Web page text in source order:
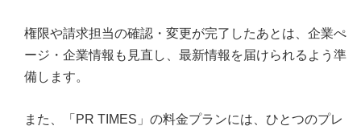
権限や請求担当の確認・変更が完了したあとは、企業ぺ
ージ・企業情報も見直し、最新情報を届けられるよう準
備します。
また、「PR TIMES」の料金プランには、ひとつのプレ